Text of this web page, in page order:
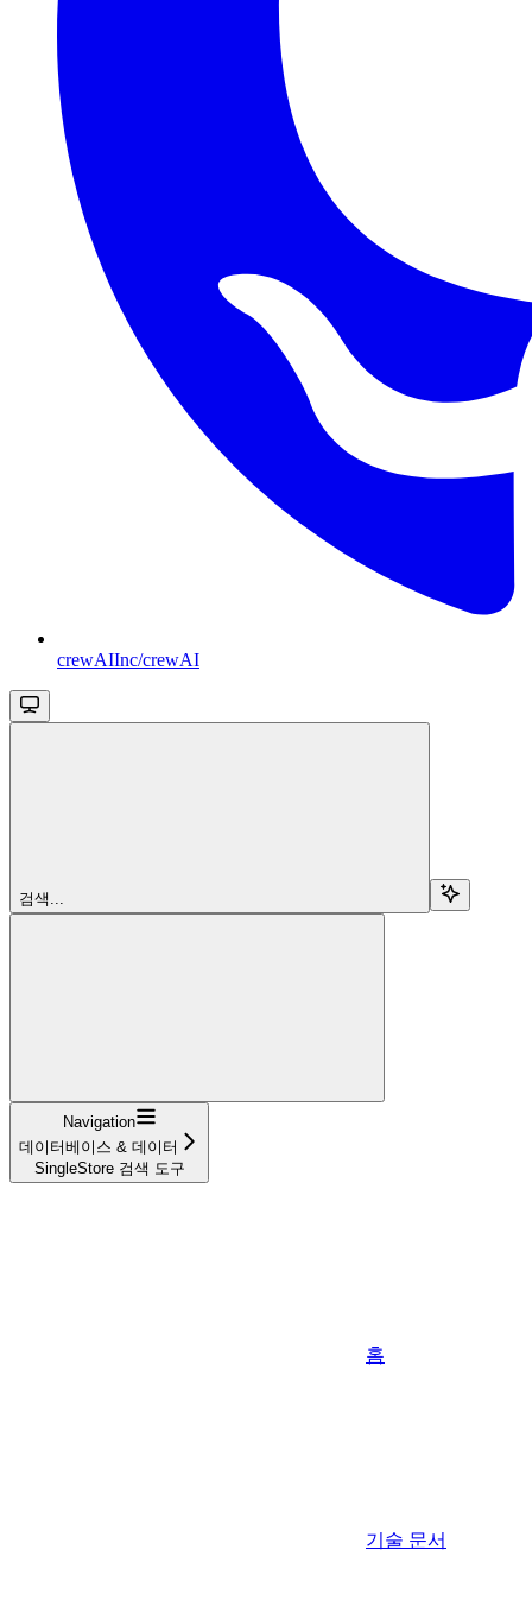
crewAIInc/crewAI
검색...
Navigation
데이터베이스 & 데이터
SingleStore 검색 도구
홈
기술 문서